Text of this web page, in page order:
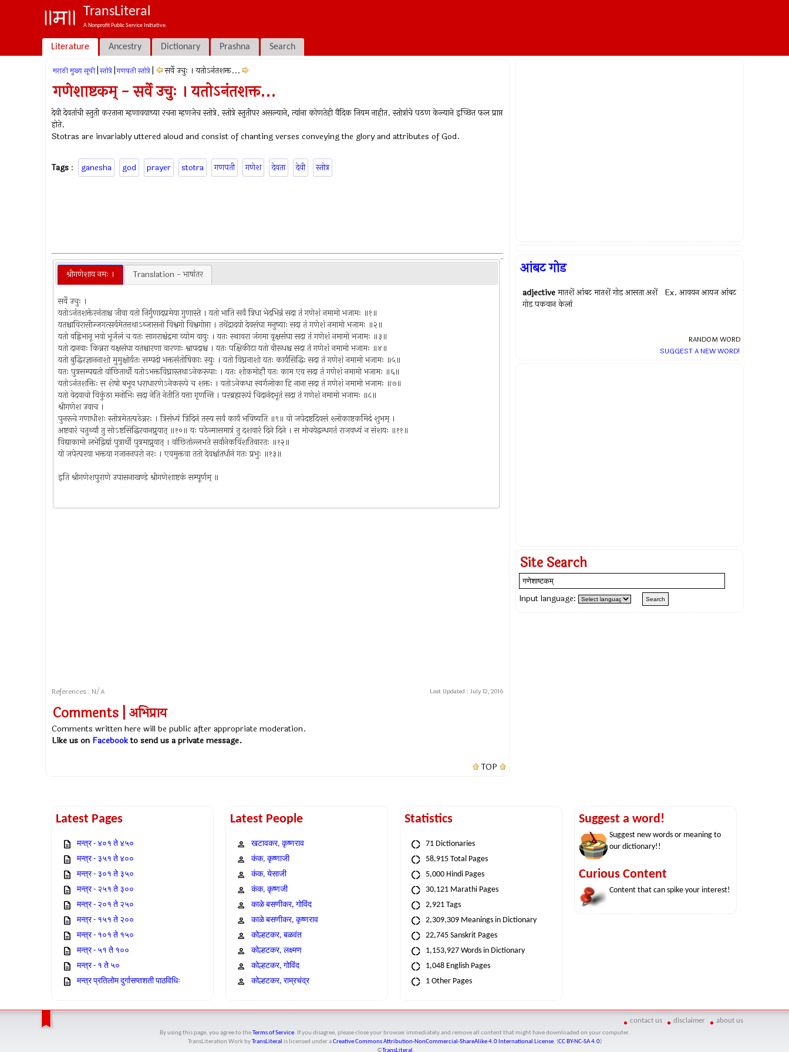
TransLiteral
A Nonprofit Public Service Initiative.
Literature Ancestry Dictionary Prashna Search
मराठी मुख्य सूची स्तोत्रे गणपती स्तोत्रे सर्वे उचुः । यतोऽनंतशक्त...
गणेशाष्टकम् - सर्वे उचुः । यतोऽनंतशक्त...
देवी देवतांची स्तुती करताना म्हणावयाच्या रचना म्हणजेच स्तोत्रे. स्तोत्रे स्तुतीपर असल्याने, त्यांना कोणतेही वैदिक नियम नाहीत. स्तोत्रांचे पठण केल्याने इच्छित फल प्राप्त
होते.
Stotras are invariably uttered aloud and consist of chanting verses conveying the glory and attributes of God.
Tags : ganesha god prayer stotra गणपती गणेश देवता देवी स्तोत्र
श्रीगणेशाय नमः । Translation - भाषांतर
सर्वे उचुः ।
यतोऽनंतशक्तेरनंताश्च जीवा यतो निर्गुणादप्रमेया गुणास्ते । यतो भाति सर्वं त्रिधा भेदभिन्नं सदा तं गणेशं नमामो भजामः ॥१॥
यतश्चाविरासीज्जगत्सर्वमेतत्तथाऽब्जासनो विश्वगो विश्वगोप्ता । तथेंद्रादयो देवसंघा मनुष्याः सदा तं गणेशं नमामो भजामः ॥२॥
यतो वह्निभानू भवो भूर्जलं च यतः सागराश्चंद्रमा व्योम वायुः । यतः स्थावरा जंगमा वृक्षसंघा सदा तं गणेशं नमामो भजामः ॥३॥
यतो दानवाः किन्नरा यक्षसंघा यतश्चारणा वारणाः श्वापदाश्च । यतः पक्षिकीटा यतो वीरूधश्च सदा तं गणेशं नमामो भजामः ॥४॥
यतो बुद्धिरज्ञाननाशो मुमुक्षोर्यतः सम्पदो भक्तसंतोषिकाः स्युः । यतो विघ्ननाशो यतः कार्यसिद्धिः सदा तं गणेशं नमामो भजामः ॥५॥
यतः पुत्रसम्पद्यतो वांछितार्थो यतोऽभक्तविघ्नास्तथाऽनेकरूपाः । यतः शोकमोहौ यतः काम एव सदा तं गणेशं नमामो भजामः ॥६॥
यतोऽनंतशक्तिः स शेषो बभूव धराधारणेऽनेकरूपे च शक्तः । यतोऽनेकधा स्वर्गलोका हि नाना सदा तं गणेशं नमामो भजामः ॥७॥
यतो वेदवाचो विकुंठा मनोभिः सदा नेति नेतीति यत्ता गृणन्ति । परब्रह्मरूपं चिदानंदभूतं सदा तं गणेशं नमामो भजामः ॥८॥
श्रीगणेश उवाच ।
पुनरूचे गणाधीशः स्तोत्रमेतत्पठेन्नरः । त्रिसंध्यं त्रिदिनं तस्य सर्वं कार्यं भविष्यति ॥९॥ यो जपेदष्टदिवसं श्लोकाष्टकमिदं शुभम् ।
अष्टवारं चतुर्थ्यां तु सोऽष्टसिद्धिरवानप्नुयात् ॥१०॥ यः पठेन्मासमात्रं तु दशवारं दिने दिने । स मोचयेद्वन्धगतं राजवध्यं न संशयः ॥११॥
विद्याकामो लभेद्विद्यां पुत्रार्थी पुत्रमाप्नुयात् । वांछितांल्लभते सर्वानेकविंशतिवारतः ॥१२॥
यो जपेत्परया भक्तया गजाननपरो नरः । एवमुक्तवा ततो देवश्चांतर्धानं गतः प्रभुः ॥१३॥
इति श्रीगणेशपुराणे उपासनाखण्डे श्रीगणेशाष्टकं सम्पूर्णम् ॥
References : N/A Last Updated : July 12, 2016
Comments | अभिप्राय
Comments written here will be public after appropriate moderation.
Like us on Facebookto send us a private message.
TOP
आंबट गोड
adjectiveमातशें आंबट मातशें गोड आसता अशें Ex.आवयन आयज आंबट
गोड पकवान केलां
RANDOM WORD
SUGGEST A NEW WORD!
Site Search
Input language:
Latest Pages
मन्त्र - ४०१ ते ४५०
मन्त्र - ३५१ ते ४००
मन्त्र - ३०१ ते ३५०
मन्त्र - २५१ ते ३००
मन्त्र - २०१ ते २५०
मन्त्र - १५१ ते २००
मन्त्र - १०१ ते १५०
मन्त्र - ५१ ते १००
मन्त्र - १ ते ५०
मन्त्र प्रतिलोम दुर्गासप्तशती पाठविधिः
Latest People
खटावकर, कृष्णराव
कंक, कृष्णाजी
कंक, येसाजी
कंक, कृष्णजी
काळे बसणीकर, गोविंद
काळे बसणीकर, कृष्णराव
कोल्हटकर, बळवंत
कोल्हटकर, लक्ष्मण
कोल्हटकर, गोविंद
कोल्हटकर, राम्रचंद्र
Statistics
71 Dictionaries
58,915 Total Pages
5,000 Hindi Pages
30,121 Marathi Pages
2,921 Tags
2,309,309 Meanings in Dictionary
22,745 Sanskrit Pages
1,153,927 Words in Dictionary
1,048 English Pages
1 Other Pages
Suggest a word!
Suggest new words or meaning to
our dictionary!!
Curious Content
Content that can spike your interest!
contact us disclaimer about us
By using this page, you agree to the Terms of Service. If you disagree, please close your browser immediately and remove all content that might have downloaded on your computer.
TransLiteration Workby TransLiteral is licensed under aCreative Commons Attribution-NonCommercial-ShareAlike 4.0 International License. (CC BY-NC-SA 4.0)